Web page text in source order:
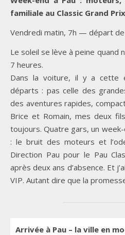
familiale au Classic Grand Prix
Vendredi matin, 7h — départ
Le soleil se lève à peine quand
7 heures.
Dans la voiture, il y a cette
départs : pas celle des
des aventures rapides,
Brice et Romain, mes deux
toujours. Quatre gars, un
: le bruit des moteurs et
Direction Pau pour le Pau
après deux ans d’absence. Et
VIP. Autant dire que la
Arrivée à Pau – la ville en